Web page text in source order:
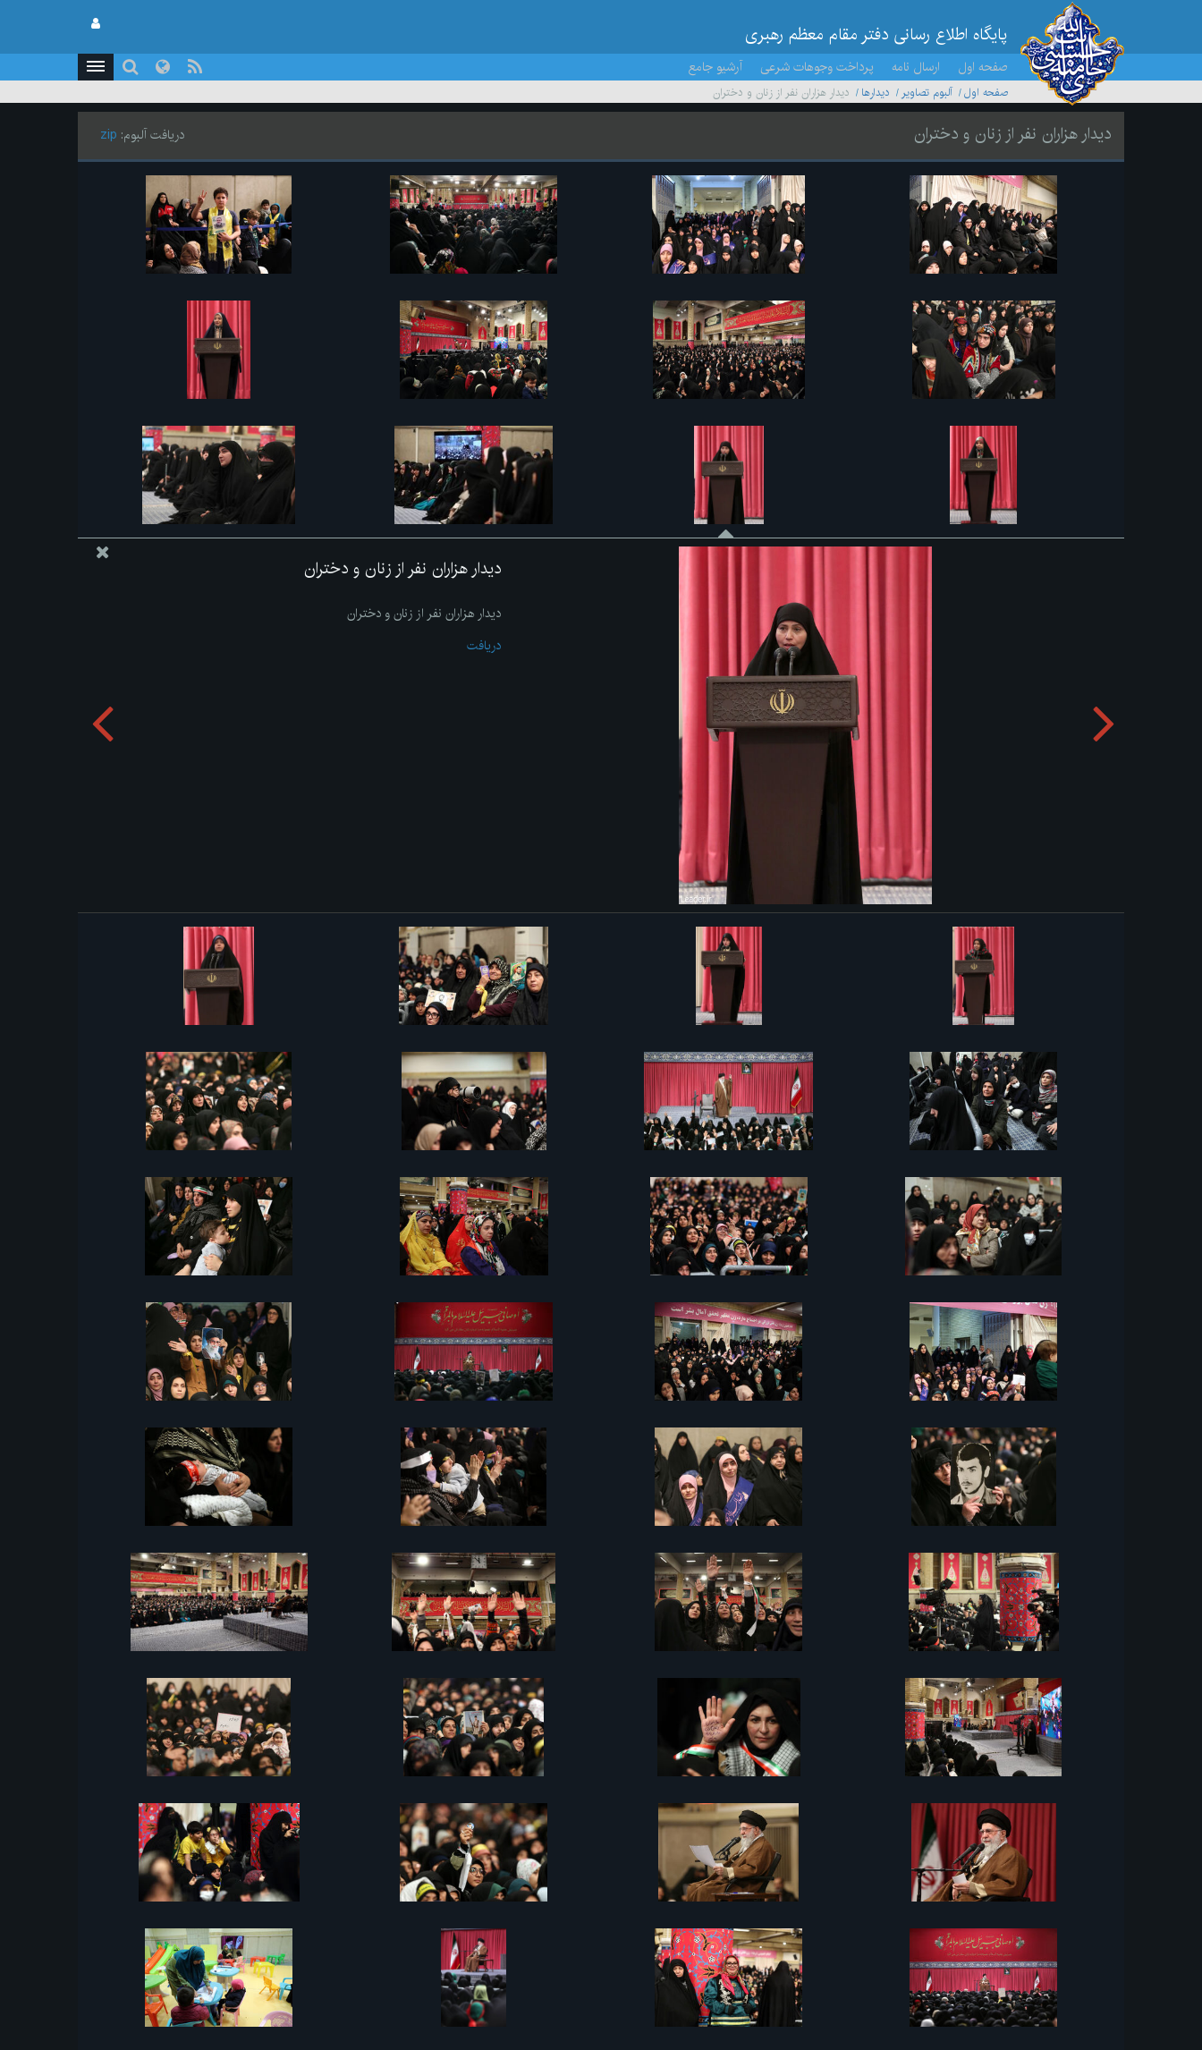
پایگاه اطلاع رسانی دفتر مقام معظم رهبری
صفحه اول ارسال نامه پرداخت وجوهات شرعی آرشیو جامع
صفحه اول آلبوم تصاویر ديدارها دیدار هزاران نفر از زنان و دختران
دیدار هزاران نفر از زنان و دختران دریافت آلبوم: zip
دیدار هزاران نفر از زنان و دختران
دیدار هزاران نفر از زنان و دختران
دریافت